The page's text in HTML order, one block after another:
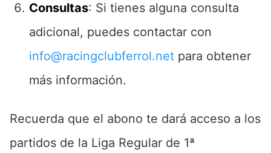
Consultas: Si tienes alguna consulta
adicional, puedes contactar con
info@racingclubferrol.net para obtener
más información.
Recuerda que el abono te dará acceso a los
partidos de la Liga Regular de 1ª